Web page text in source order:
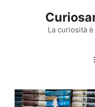
La curiosità